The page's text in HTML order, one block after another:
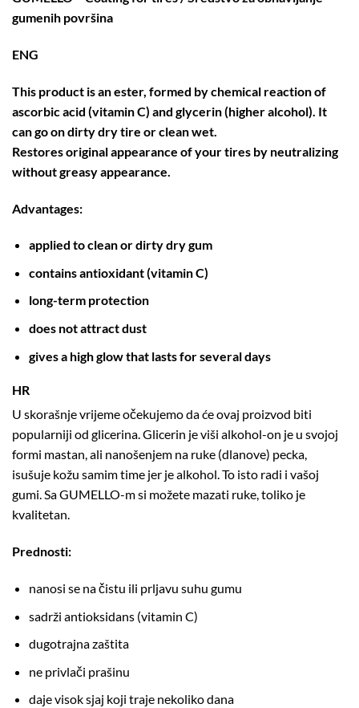
gumenih površina
ENG
This product is an ester, formed by chemical reaction of
ascorbic acid (vitamin C) and glycerin (higher alcohol). It
can go on dirty dry tire or clean wet.
Restores original appearance of your tires by neutralizing
without greasy appearance.
Advantages:
applied to clean or dirty dry gum
contains antioxidant (vitamin C)
long-term protection
does not attract dust
gives a high glow that lasts for several days
HR
U skorašnje vrijeme očekujemo da će ovaj proizvod biti
popularniji od glicerina. Glicerin je viši alkohol-on je u svojoj
formi mastan, ali nanošenjem na ruke (dlanove) pecka,
isušuje kožu samim time jer je alkohol. To isto radi i vašoj
gumi. Sa GUMELLO-m si možete mazati ruke, toliko je
kvalitetan.
Prednosti:
nanosi se na čistu ili prljavu suhu gumu
sadrži antioksidans (vitamin C)
dugotrajna zaštita
ne privlači prašinu
daje visok sjaj koji traje nekoliko dana